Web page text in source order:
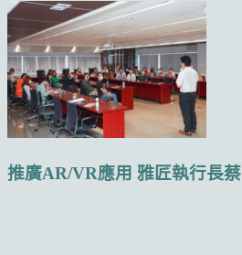
推廣AR/VR應用 雅匠執行長